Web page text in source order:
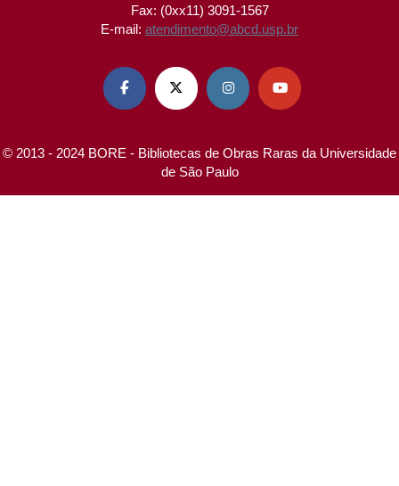
Fax: (0xx11) 3091-1567
E-mail: atendimento@abcd.usp.br
   
© 2013 - 2024 BORE - Bibliotecas de Obras Raras da Universidade
de São Paulo